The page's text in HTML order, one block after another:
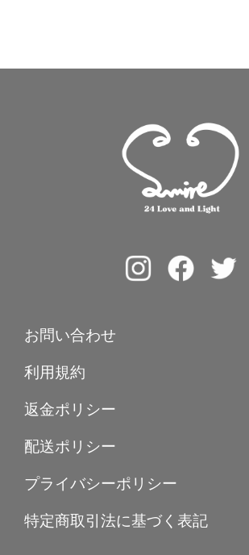
お問い合わせ
利用規約
返金ポリシー
配送ポリシー
プライバシーポリシー
特定商取引法に基づく表記